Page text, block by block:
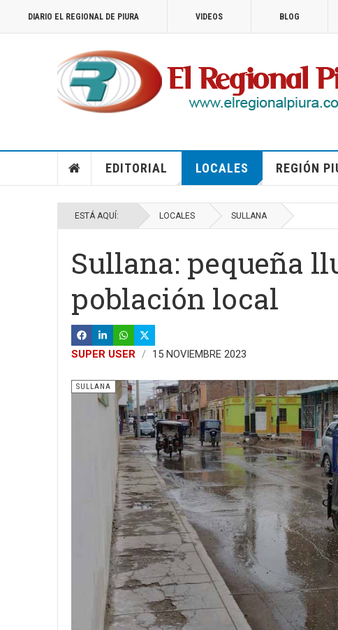
DIARIO EL REGIONAL DE PIURA VIDEOS BLOG
EDITORIAL LOCALES REGIÓN
ESTÁ AQUÍ: LOCALES SULLANA
Sullana: pequeña
población local
SUPER USER 15 NOVIEMBRE 2023
SULLANA